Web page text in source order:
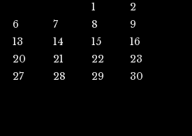
1
2
6 7 8
9
13 14 15
16
20 21 22
23
27 28 29
30